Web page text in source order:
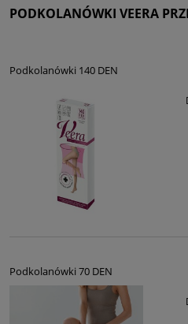
PODKOLANÓWKI VEERA
Podkolanówki 140 DEN
Podkolanówki 70 DEN